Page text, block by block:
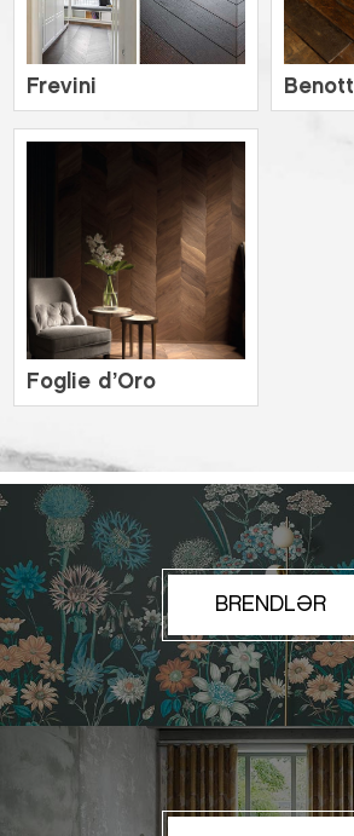
Frevini Benott
Foglie d’Oro
BRENDLƏR